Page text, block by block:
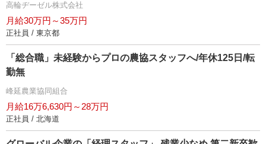
高輪ヂーゼル株式会社
月給30万円～35万円
正社員 / 東京都
「総合職」未経験からプロの農協スタッフへ/年休125日/転
勤無
峰延農業協同組合
月給16万6,630円～28万円
正社員 / 北海道